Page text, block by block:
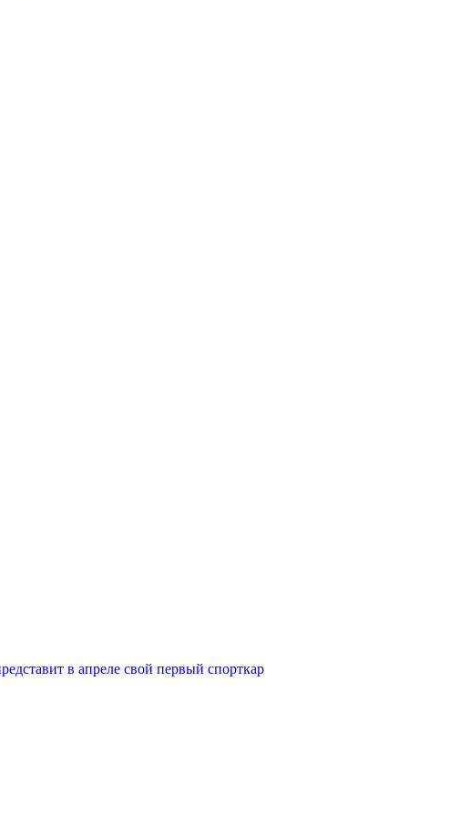
в апреле свой первый спорткар